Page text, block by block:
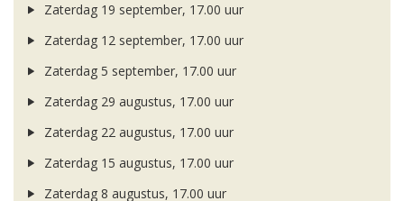
Zaterdag 19 september, 17.00 uur
Zaterdag 12 september, 17.00 uur
Zaterdag 5 september, 17.00 uur
Zaterdag 29 augustus, 17.00 uur
Zaterdag 22 augustus, 17.00 uur
Zaterdag 15 augustus, 17.00 uur
Zaterdag 8 augustus, 17.00 uur